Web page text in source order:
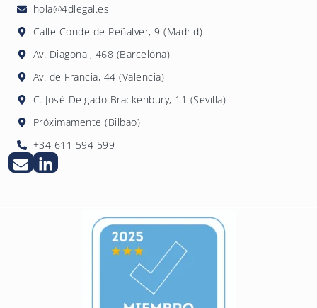
responder a las solicitudes de ejercicio de
derechos en el plazo máximo de un mes, con
adicionales en casos complejos.
hola@4dlegal.es
Calle Conde de Peñalver, 9 (Madrid)
Av. Diagonal, 468 (Barcelona)
Av. de Francia, 44 (Valencia)
C. José Delgado Brackenbury, 11 (Sevilla)
Próximamente (Bilbao)
+34 611 594 599